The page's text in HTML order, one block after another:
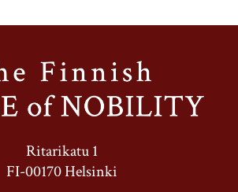
Ritarikatu 1
FI-00170 Helsinki